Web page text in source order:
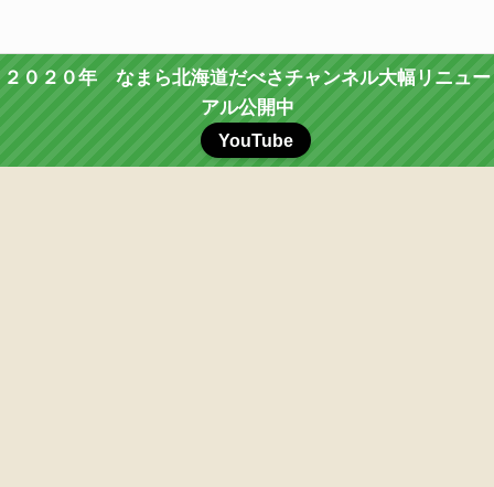
２０２０年 なまら北海道だべさチャンネル大幅リニュー
アル公開中
YouTube